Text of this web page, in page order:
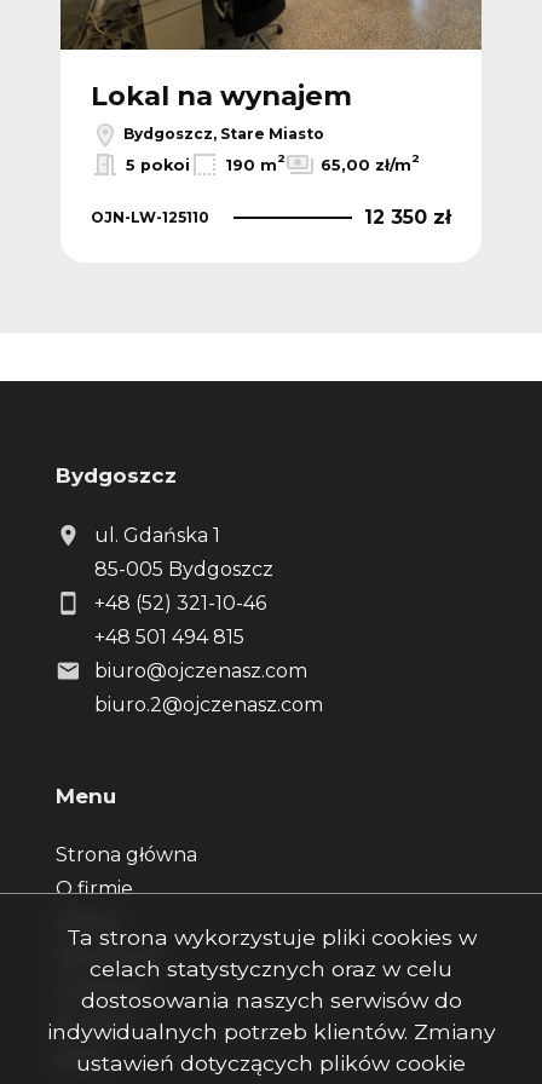
Lokal na wynajem
Bydgoszcz, Stare Miasto
5 pokoi
190 m2 65,00 zł/m2
OJN-LW-125110 12 350 zł
Bydgoszcz
ul. Gdańska 1
85-005 Bydgoszcz
+48 (52) 321-10-46
+48 501 494 815
biuro@ojczenasz.com
biuro.2@ojczenasz.com
Menu
Strona główna
O firmie
Zgłoszenia
Ulubione
Kontakt
Rodo
Ta strona wykorzystuje pliki cookies w
celach statystycznych oraz w celu
dostosowania naszych serwisów do
indywidualnych potrzeb klientów. Zmiany
ustawień dotyczących plików cookie